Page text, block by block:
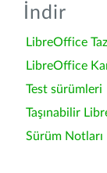
İndir
LibreOffice
LibreOffice
Test sürümleri
Taşınabilir
Sürüm Notları